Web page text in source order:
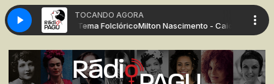
TOCANDO AGORA
(Cantigas) - Tema FolclóricoMilton Nascimento - Caicó (Cantigas)